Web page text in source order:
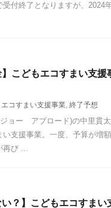
付終了となりますが、2024
】こどもエコすまい支
エコすまい支援事業, 終了予想
ョー アブロード)の中里貫
い支援事業。一度、予算が増
再び ...
い？】こどもエコすまい